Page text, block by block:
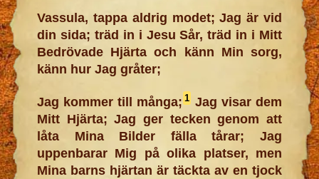
Vassula, tappa aldrig modet; Jag är vid
din sida; träd in i Jesu Sår, träd in i Mitt
Bedrövade Hjärta och känn Min sorg,
känn hur Jag gråter;
Jag kommer till många; 1Jag visar dem
Mitt Hjärta; Jag ger tecken genom att
låta Mina Bilder fälla tårar; Jag
uppenbarar Mig på olika platser, men
Mina barns hjärtan är täckta av en tjock